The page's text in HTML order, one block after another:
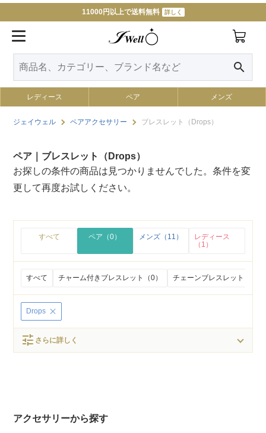
11000円以上で送料無料 詳しく
search
レディース ペア メンズ
ジェイウェル ペアアクセサリー ブレスレット（Drops）
アクセサリーから探す
ペア｜ブレスレット（Drops）
お探しの条件の商品は見つかりませんでした。条件を変
更して再度お試しください。
すべて ペア（0） メンズ（11）
レディース
（1）
すべて チャーム付きブレスレット（0） チェーンブレスレット（0）
Drops
tune さらに詳しく